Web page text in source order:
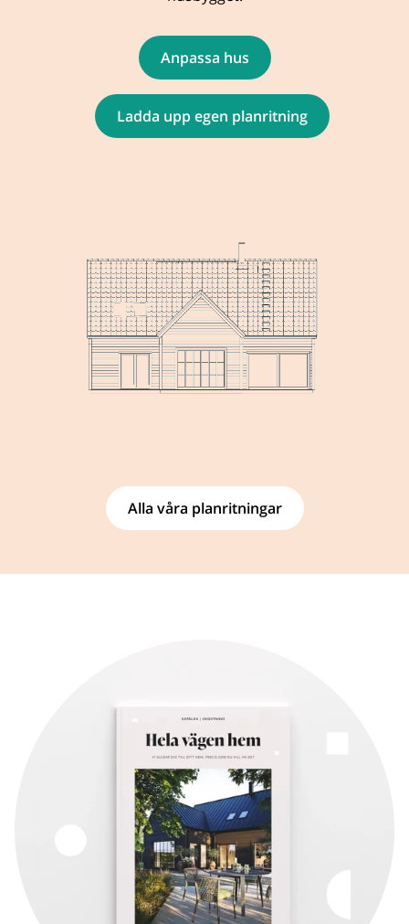
Anpassa hus
Ladda upp egen planritning
Alla våra planritningar